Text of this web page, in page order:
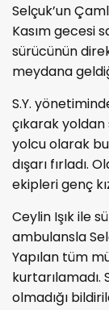
Selçuk’un
Kasım gecesi
sürücünün
meydana
S.Y.
çıkarak
yolcu olarak
dışarı fırladı.
ekipleri genç
Ceylin Işık ile
ambulansla
Yapılan tüm
kurtarılamadı.
olmadığı